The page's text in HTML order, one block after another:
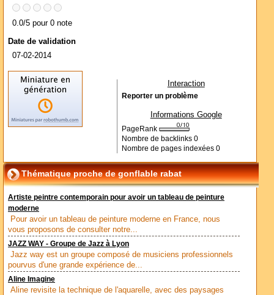
0.0/5 pour 0 note
Date de validation
07-02-2014
Interaction
Reporter un problème
Informations Google
PageRank
Nombre de backlinks 0
Nombre de pages indexées 0
Thématique proche de gonflable rabat
Artiste peintre contemporain pour avoir un tableau de peinture
moderne
Pour avoir un tableau de peinture moderne en France, nous
vous proposons de consulter notre...
JAZZ WAY - Groupe de Jazz à Lyon
Jazz way est un groupe composé de musiciens professionnels
pourvus d'une grande expérience de...
Aline Imagine
Aline revisite la technique de l'aquarelle, avec des paysages